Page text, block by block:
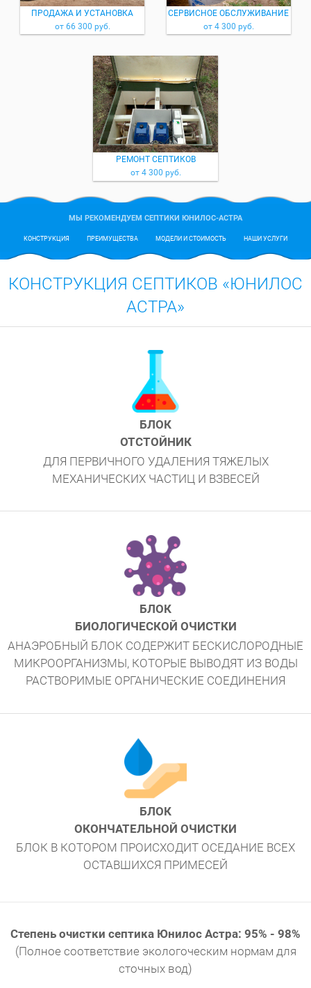
ПРОДАЖА И УСТАНОВКА
от 66 300 руб.
СЕРВИСНОЕ ОБСЛУЖИВАНИЕ
от 4 300 руб.
РЕМОНТ СЕПТИКОВ
от 4 300 руб.
МЫ РЕКОМЕНДУЕМ СЕПТИКИ ЮНИЛОС-АСТРА
КОНСТРУКЦИЯ ПРЕИМУЩЕСТВА МОДЕЛИ И СТОИМОСТЬ НАШИ УСЛУГИ
КОНСТРУКЦИЯ СЕПТИКОВ «ЮНИЛОС
АСТРА»
БЛОК
ОТСТОЙНИК
ДЛЯ ПЕРВИЧНОГО УДАЛЕНИЯ ТЯЖЕЛЫХ
МЕХАНИЧЕСКИХ ЧАСТИЦ И ВЗВЕСЕЙ
БЛОК
БИОЛОГИЧЕСКОЙ ОЧИСТКИ
АНАЭРОБНЫЙ БЛОК СОДЕРЖИТ БЕСКИСЛОРОДНЫЕ
МИКРООРГАНИЗМЫ, КОТОРЫЕ ВЫВОДЯТ ИЗ ВОДЫ
РАСТВОРИМЫЕ ОРГАНИЧЕСКИЕ СОЕДИНЕНИЯ
БЛОК
ОКОНЧАТЕЛЬНОЙ ОЧИСТКИ
БЛОК В КОТОРОМ ПРОИСХОДИТ ОСЕДАНИЕ ВСЕХ
ОСТАВШИХСЯ ПРИМЕСЕЙ
Степень очистки септика Юнилос Астра: 95% - 98%
(Полное соответствие экологоческим нормам для
сточных вод)